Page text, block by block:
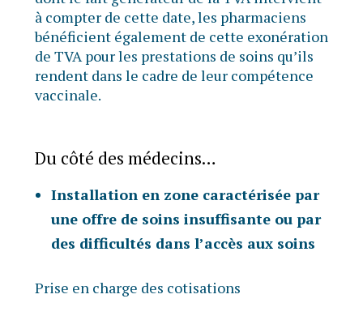
à compter de cette date, les pharmaciens
bénéficient également de cette exonération
de TVA pour les prestations de soins qu’ils
rendent dans le cadre de leur compétence
vaccinale.
Du côté des médecins…
Installation en zone caractérisée par
une offre de soins insuffisante ou par
des difficultés dans l’accès aux soins
Prise en charge des cotisations